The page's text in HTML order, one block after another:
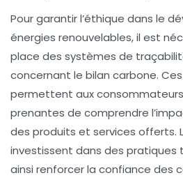
Pour garantir l’éthique dans le
énergies renouvelables, il est
place des systèmes de
concernant le bilan carbone.
permettent aux
prenantes de comprendre
des produits et services offerts.
investissent dans des
ainsi renforcer la confiance des